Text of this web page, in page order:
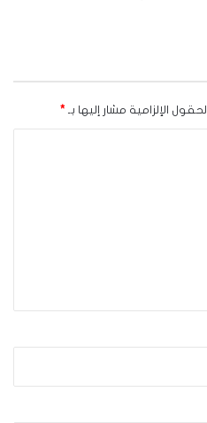
الحقول الإلزامية مشار إليها بـ *